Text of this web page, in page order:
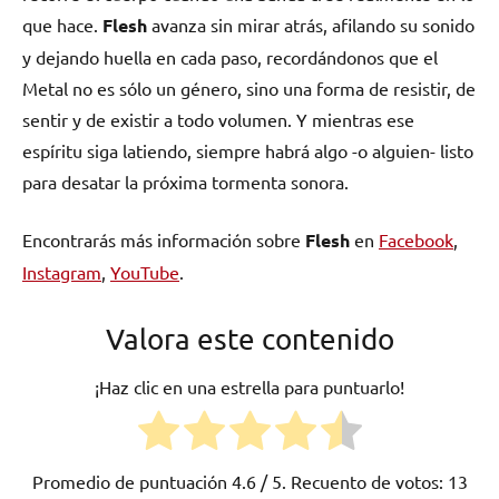
que hace. Flesh avanza sin mirar atrás, afilando su sonido
y dejando huella en cada paso, recordándonos que el
Metal no es sólo un género, sino una forma de resistir, de
sentir y de existir a todo volumen. Y mientras ese
espíritu siga latiendo, siempre habrá algo -o alguien- listo
para desatar la próxima tormenta sonora.
Encontrarás más información sobre Flesh en Facebook
Instagram YouTube
Valora este contenido
¡Haz clic en una estrella para puntuarlo!
Promedio de puntuación 4.6/ 5. Recuento de votos: 13